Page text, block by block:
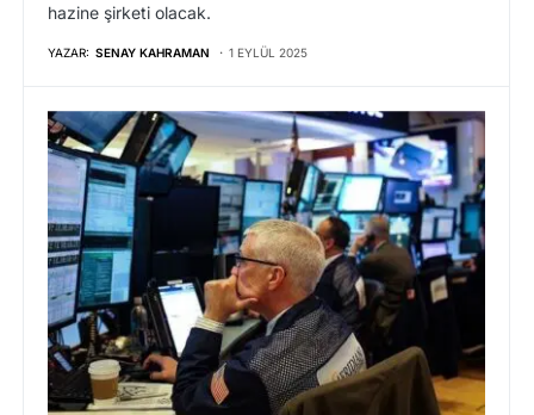
hazine şirketi olacak.
YAZAR: SENAY KAHRAMAN 1 EYLÜL 2025